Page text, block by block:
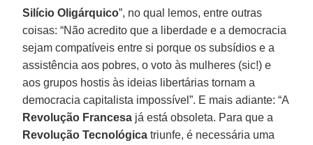
Silício Oligárquico”, no qual lemos, entre outras
coisas: “Não acredito que a liberdade e a democracia
sejam compatíveis entre si porque os subsídios e a
assistência aos pobres, o voto às mulheres (sic!) e
aos grupos hostis às ideias libertárias tornam a
democracia capitalista impossível”. E mais adiante: “A
Revolução Francesa já está obsoleta. Para que a
Revolução Tecnológica triunfe, é necessária uma